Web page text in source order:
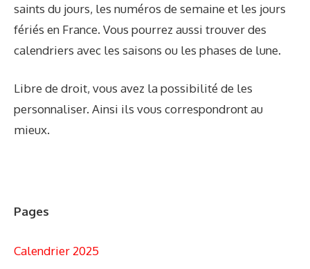
saints du jours, les numéros de semaine et les jours
fériés en France. Vous pourrez aussi trouver des
calendriers avec les saisons ou les phases de lune.
Libre de droit, vous avez la possibilité de les
personnaliser. Ainsi ils vous correspondront au
mieux.
Pages
Calendrier 2025